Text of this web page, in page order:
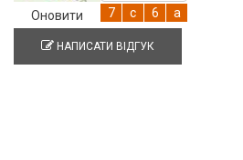
Оновити
НАПИСАТИ ВІДГУК